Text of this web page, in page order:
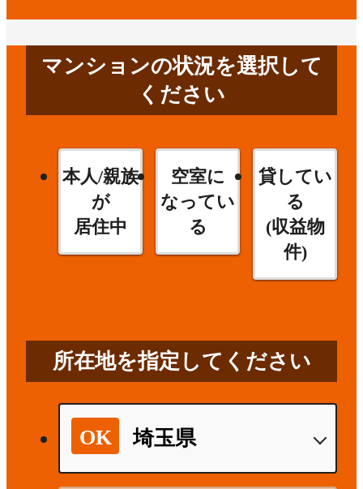
マンションの状況を選択して
ください
本人/親族
が
居住中
空室に
なってい
る
貸してい
る
(収益物
件)
所在地を指定してください